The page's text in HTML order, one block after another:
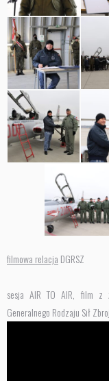
filmowa relacja DGRSZ
sesja AIR TO AIR, film z
Generalnego Rodzaju Sił